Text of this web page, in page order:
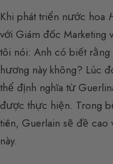
Khi phát triển nước hoa
với Giám đốc Marketing
tôi nói: Anh có biết
hương này không? Lúc
thể định nghĩa từ
được thực hiện. Trong
tiên, Guerlain sẽ đề cao
này.